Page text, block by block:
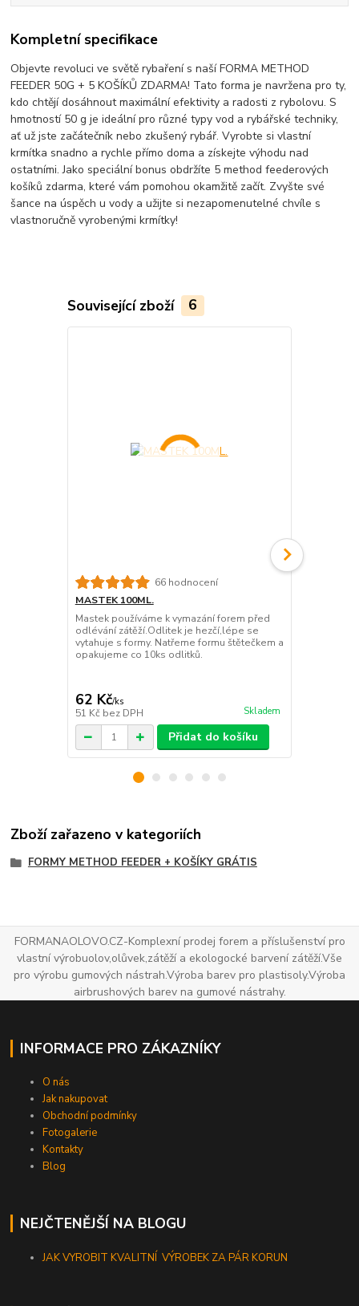
Kompletní specifikace
Objevte revoluci ve světě rybaření s naší FORMA METHOD
FEEDER 50G + 5 KOŠÍKŮ ZDARMA! Tato forma je navržena pro ty,
kdo chtějí dosáhnout maximální efektivity a radosti z rybolovu. S
hmotností 50 g je ideální pro různé typy vod a rybářské techniky,
ať už jste začátečník nebo zkušený rybář. Vyrobte si vlastní
krmítka snadno a rychle přímo doma a získejte výhodu nad
ostatními. Jako speciální bonus obdržíte 5 method feederových
košíků zdarma, které vám pomohou okamžitě začít. Zvyšte své
šance na úspěch u vody a užijte si nezapomenutelné chvíle s
vlastnoručně vyrobenými krmítky!
Související zboží 6
66 hodnocení
MASTEK 100ML.
Mastek používáme k vymazání forem před
odlévání zátěží.Odlitek je hezčí,lépe se
vytahuje s formy. Natřeme formu štětečkem a
opakujeme co 10ks odlitků.
62 Kč/ks
51 Kč bez DPH Skladem
Přidat do košíku
Zboží zařazeno v kategoriích
FORMY METHOD FEEDER + KOŠÍKY GRÁTIS
FORMANAOLOVO.CZ-Komplexní prodej forem a příslušenství pro
vlastní výrobuolov,olůvek,zátěží a ekologocké barvení zátěží.Vše
pro výrobu gumových nástrah.Výroba barev pro plastisoly.Výroba
airbrushových barev na gumové nástrahy.
INFORMACE PRO ZÁKAZNÍKY
O nás
Jak nakupovat
Obchodní podmínky
Fotogalerie
Kontakty
Blog
NEJČTENĚJŠÍ NA BLOGU
JAK VYROBIT KVALITNÍ VÝROBEK ZA PÁR KORUN